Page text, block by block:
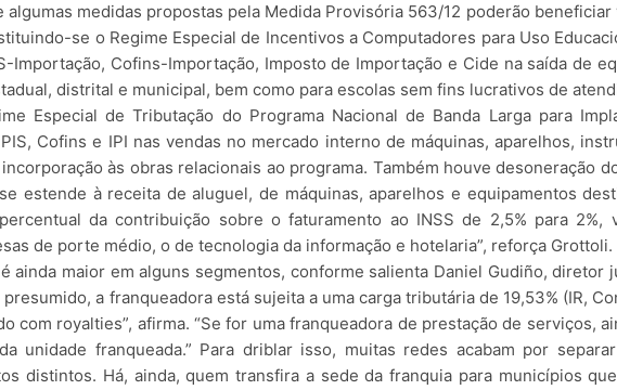
medidas propostas pela Medida Provisória 563/12 poderão
se o Regime Especial de Incentivos a Computadores para Uso
Importação, Cofins-Importação, Imposto de Importação e Cide na saída de
distrital e municipal, bem como para escolas sem fins lucrativos de
Especial de Tributação do Programa Nacional de Banda Larga para
Cofins e IPI nas vendas no mercado interno de máquinas, aparelhos,
às obras relacionais ao programa. Também houve desoneração
estende à receita de aluguel, de máquinas, aparelhos e equipamentos
da contribuição sobre o faturamento ao INSS de 2,5% para
de porte médio, o de tecnologia da informação e hotelaria”, reforça Grottoli.
ainda maior em alguns segmentos, conforme salienta Daniel Gudiño, diretor
a franqueadora está sujeita a uma carga tributária de 19,53% (IR,
com royalties”, afirma. “Se for uma franqueadora de prestação de serviços,
unidade franqueada.” Para driblar isso, muitas redes acabam por
distintos. Há, ainda, quem transfira a sede da franquia para municípios